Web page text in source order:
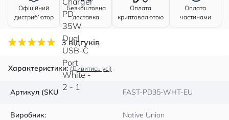
Офіційний
дистриб’ютор
Безкоштовна
доставка
Оплата
криптовалютою
Оплата
частинами
3 відгуків
Характеристики: (Дивитись усі)
Артикул (SKU FAST-PD35-WHT-EU
Виробник: Native Union